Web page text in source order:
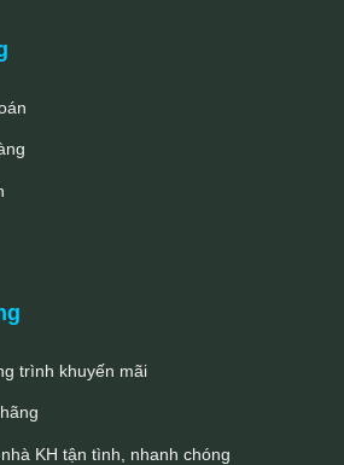
trình khuyến mãi
KH tận tình, nhanh chóng